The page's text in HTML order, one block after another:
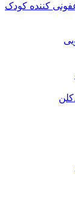
کننده کودک